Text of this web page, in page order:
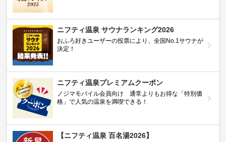
ニフティ温泉 サウナランキング2026
おふろ好きユーザーの投票により、全国No.1サウナが
決定！
ニフティ温泉プレミアムクーポン
ノジマモバイル会員向け 通常よりもお得な「特別価
格」で人気の温泉を満喫できる！
【ニフティ温泉 百名湯2026】